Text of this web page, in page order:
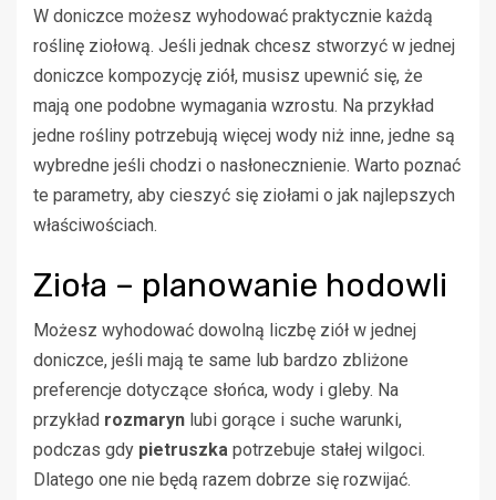
W doniczce możesz wyhodować praktycznie każdą
roślinę ziołową. Jeśli jednak chcesz stworzyć w jednej
doniczce kompozycję ziół, musisz upewnić się, że
mają one podobne wymagania wzrostu. Na przykład
jedne rośliny potrzebują więcej wody niż inne, jedne są
wybredne jeśli chodzi o nasłonecznienie. Warto poznać
te parametry, aby cieszyć się ziołami o jak najlepszych
właściwościach.
Zioła – planowanie hodowli
Możesz wyhodować dowolną liczbę ziół w jednej
doniczce, jeśli mają te same lub bardzo zbliżone
preferencje dotyczące słońca, wody i gleby. Na
przykład rozmaryn lubi gorące i suche warunki,
podczas gdy pietruszka potrzebuje stałej wilgoci.
Dlatego one nie będą razem dobrze się rozwijać.